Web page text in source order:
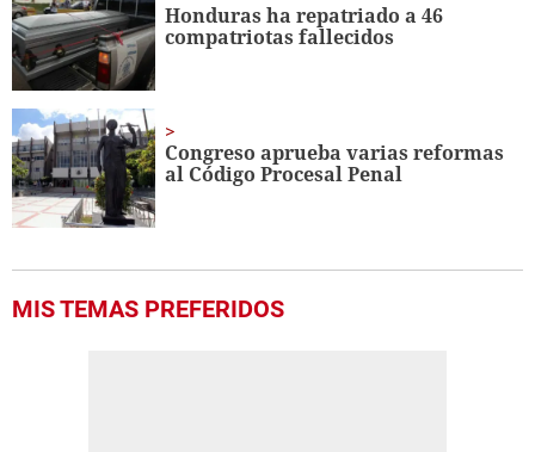
Honduras ha repatriado a 46
compatriotas fallecidos
Congreso aprueba varias reformas
al Código Procesal Penal
MIS TEMAS PREFERIDOS